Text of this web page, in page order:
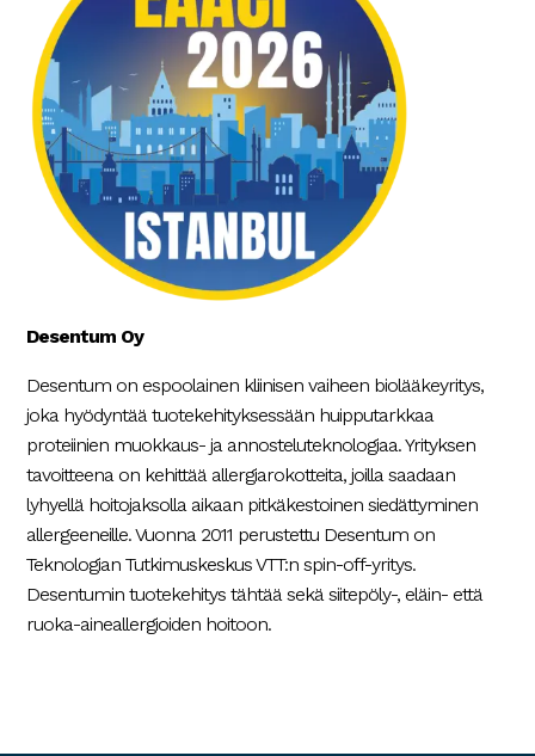
Desentum Oy
Desentum on espoolainen kliinisen vaiheen biolääkeyritys,
joka hyödyntää tuotekehityksessään huipputarkkaa
proteiinien muokkaus- ja annosteluteknologiaa. Yrityksen
tavoitteena on kehittää allergiarokotteita, joilla saadaan
lyhyellä hoitojaksolla aikaan pitkäkestoinen siedättyminen
allergeeneille. Vuonna 2011 perustettu Desentum on
Teknologian Tutkimuskeskus VTT:n spin-off-yritys.
Desentumin tuotekehitys tähtää sekä siitepöly-, eläin- että
ruoka-aineallergioiden hoitoon.